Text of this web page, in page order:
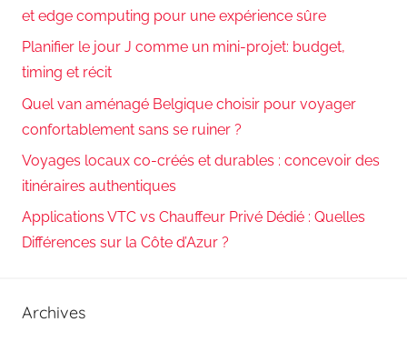
et edge computing pour une expérience sûre
Planifier le jour J comme un mini-projet: budget,
timing et récit
Quel van aménagé Belgique choisir pour voyager
confortablement sans se ruiner ?
Voyages locaux co-créés et durables : concevoir des
itinéraires authentiques
Applications VTC vs Chauffeur Privé Dédié : Quelles
Différences sur la Côte d’Azur ?
Archives